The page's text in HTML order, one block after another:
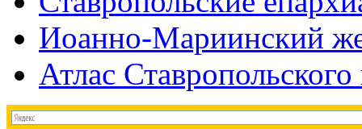
Иоанно-Мариинский
Атлас